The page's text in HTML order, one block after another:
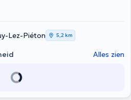
Lez-Piéton 5,2 km
Alles zien